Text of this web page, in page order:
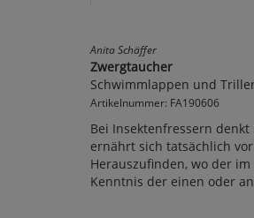
Anita Schäffer
Zwergtaucher
Schwimmlappen und
Artikelnummer: FA190606
Bei Insektenfressern
ernährt sich tatsächlich
Herauszufinden, wo der
Kenntnis der einen oder